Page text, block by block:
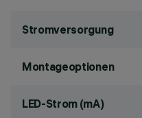
Stromversorgung
Montageoptionen
LED-Strom (mA)